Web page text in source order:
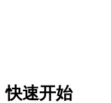
快速开始